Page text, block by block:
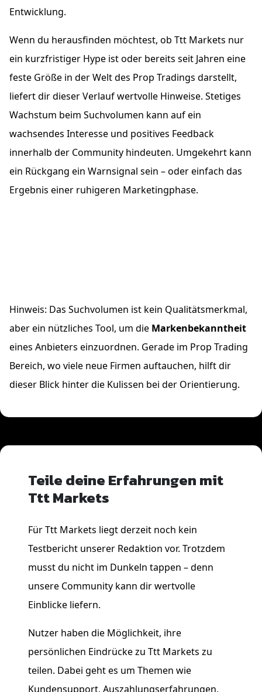
Entwicklung.
Wenn du herausfinden möchtest, ob Ttt Markets nur
ein kurzfristiger Hype ist oder bereits seit Jahren eine
feste Größe in der Welt des Prop Tradings darstellt,
liefert dir dieser Verlauf wertvolle Hinweise. Stetiges
Wachstum beim Suchvolumen kann auf ein
wachsendes Interesse und positives Feedback
innerhalb der Community hindeuten. Umgekehrt kann
ein Rückgang ein Warnsignal sein – oder einfach das
Ergebnis einer ruhigeren Marketingphase.
Hinweis: Das Suchvolumen ist kein Qualitätsmerkmal,
aber ein nützliches Tool, um die Markenbekanntheit
eines Anbieters einzuordnen. Gerade im Prop Trading
Bereich, wo viele neue Firmen auftauchen, hilft dir
dieser Blick hinter die Kulissen bei der Orientierung.
Teile deine Erfahrungen mit
Ttt Markets
Für Ttt Markets liegt derzeit noch kein
Testbericht unserer Redaktion vor. Trotzdem
musst du nicht im Dunkeln tappen – denn
unsere Community kann dir wertvolle
Einblicke liefern.
Nutzer haben die Möglichkeit, ihre
persönlichen Eindrücke zu Ttt Markets zu
teilen. Dabei geht es um Themen wie
Kundensupport, Auszahlungserfahrungen,